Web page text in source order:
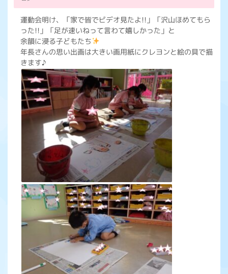
運動会明け、「家で皆でビデオ見たよ!!」「沢山ほめてもら
った!!」「足が速いねって言わて嬉しかった」と
余韻に浸る子どもたち
年長さんの思い出画は大きい画用紙にクレヨンと絵の具で描
きます♪